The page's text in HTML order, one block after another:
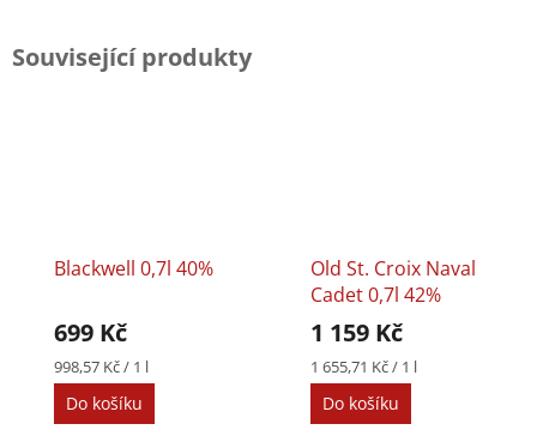
Související produkty
Blackwell 0,7l 40%
699 Kč
Měrná
cena:
998,57 Kč / 1 l
Do košíku
Old St. Croix Naval
Cadet 0,7l 42%
1 159 Kč
Měrná
cena:
1 655,71 Kč / 1 l
Do košíku